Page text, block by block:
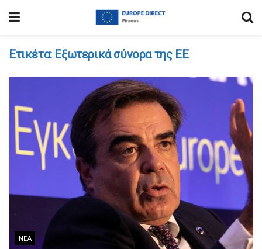
Ετικέτα: Eξωτερικά σύνορα της ΕΕ
ΝΈΑ